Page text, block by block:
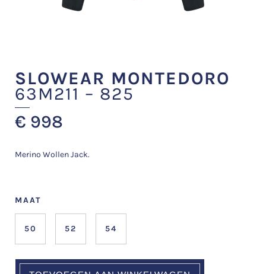
SLOWEAR MONTEDORO
63M211 – 825
€ 998
Merino Wollen Jack.
MAAT
50 52 54